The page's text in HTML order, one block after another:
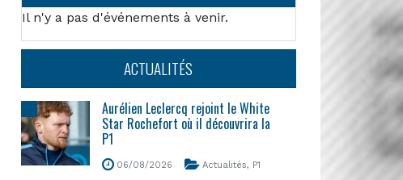
Il n'y a pas d'événements à venir.
ACTUALITÉS
Aurélien Leclercq rejoint le White
Star Rochefort où il découvrira la
P1
06/08/2026 Actualités, P1